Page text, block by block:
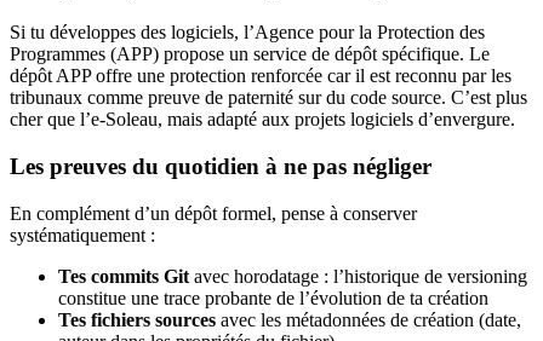
Si tu développes des logiciels, l’Agence pour la Protection des
Programmes (APP) propose un service de dépôt spécifique. Le
dépôt APP offre une protection renforcée car il est reconnu par les
tribunaux comme preuve de paternité sur du code source. C’est plus
cher que l’e-Soleau, mais adapté aux projets logiciels d’envergure.
Les preuves du quotidien à ne pas négliger
En complément d’un dépôt formel, pense à conserver
systématiquement :
Tes commits Git avec horodatage : l’historique de versioning
constitue une trace probante de l’évolution de ta création
Tes fichiers sources avec les métadonnées de création (date,